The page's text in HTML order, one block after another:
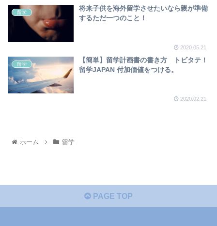
留学
将来子供を海外留学させたいなら親が準備
するただ一つのこと！
2020.05.21
留学
【簡単】留学計画書の書き方 トビタテ！
留学JAPAN 付加価値をつける。
2020.02.21
ホーム 留学
PAGE TOP